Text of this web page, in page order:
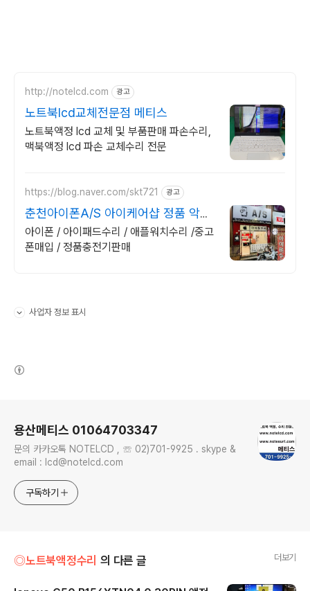
http://notelcd.com 광고
노트북lcd교체전문점 메티스
노트북액정 lcd 교체 및 부품판매 파손수리,
맥북액정 lcd 파손 교체수리 전문
https://blog.naver.com/skt721 광고
춘천아이폰A/S 아이케어샵 정품 악세
사리 판매
아이폰 / 아이패드수리 / 애플워치수리 /중고
폰매입 / 정품충전기판매
사업자 정보 표시
용산메티스 01064703347
문의 카카오톡 NOTELCD , ☏ 02)701-9925 . skype &
email : lcd@notelcd.com
구독하기
◎노트북액정수리 의 다른 글 더보기